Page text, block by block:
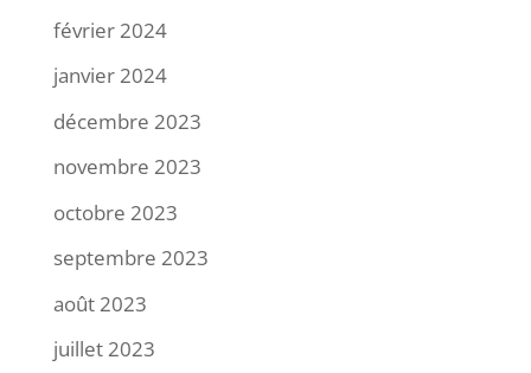
février 2024
janvier 2024
décembre 2023
novembre 2023
octobre 2023
septembre 2023
août 2023
juillet 2023